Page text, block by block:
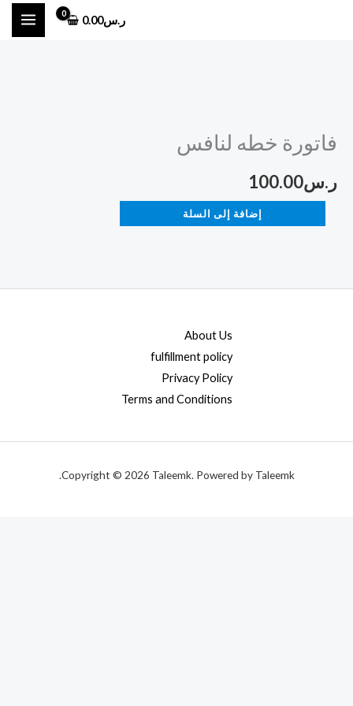
ر.س0.00
فاتورة خطه لنافس
ر.س100.00
خطه
لنافس
إضافة إلى السلة
About Us
fulfillment policy
Privacy Policy
Terms and Conditions
Copyright © 2026 Taleemk. Powered by Taleemk.